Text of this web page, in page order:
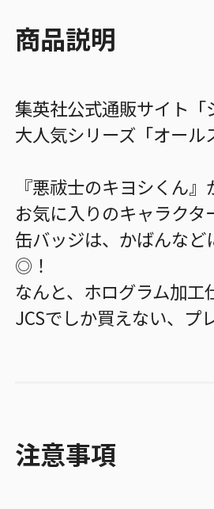
商品説明
集英社公式通販サイト「
大人気シリーズ「オー
『悪祓士のキヨシくん
お気に入りのキャラク
缶バッジは、かばんな
◎！
なんと、ホログラム加
JCSでしか買えない、プ
注意事項